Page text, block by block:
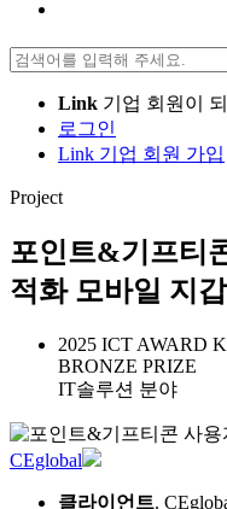
검
색:
Link 기업 회원이
로그인
Link 기업 회원 가입
Project
포인트&기프티
적화 모바일 지갑
2025 ICT AWARD
BRONZE PRIZE
IT솔루션 분야
CEglobal
클라이언트.